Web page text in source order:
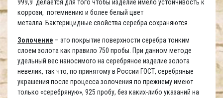
999,9 делается для того чтобы изделие имело устойчивость к
коррози, потемнению и более белый цвет
металла. Бактерицидные свойства серебра сохраняются.
Золочение – это покрытие поверхности серебра тонким
слоем золота как правило 750 пробы. При данном методе
удельный вес наносимого на серебряное изделие золота
невелик, так что, по принятому в России ГОСТ, серебряные
украшения после процесса золочения по прежнему имеют
только «серебряную», 925 пробу, без каких-либо указаний на